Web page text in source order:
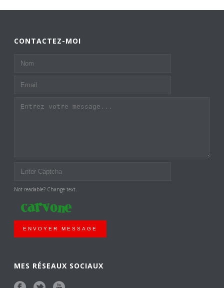
CONTACTEZ-MOI
Not readable? Change text.
ENVOYER MESSAGE
MES RÉSEAUX SOCIAUX